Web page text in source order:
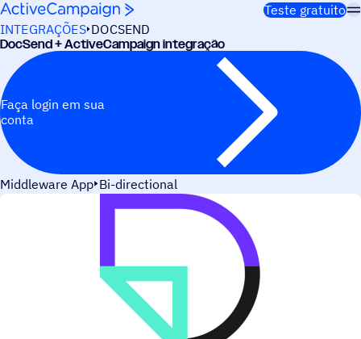
Pular para o conteúdo
Teste gratuito
INTEGRAÇÕES DOCSEND
DocSend + ActiveCampaign integração
Faça login em sua
conta
Middleware App Bi-directional